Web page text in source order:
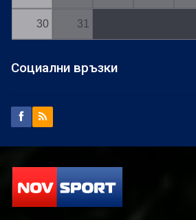
30 31
Социални връзки